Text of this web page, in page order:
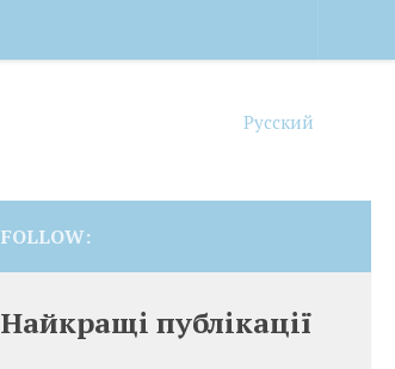
Русский
FOLLOW:
Найкращі публікації